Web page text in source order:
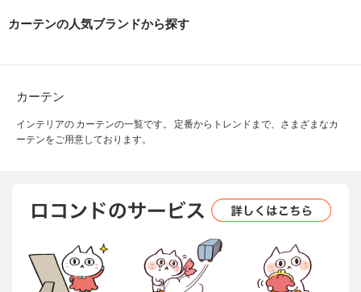
カーテンの人気ブランドから探す
カーテン
インテリアの カーテンの一覧です。 定番からトレンドまで、さまざまなカ
ーテンをご用意しております。